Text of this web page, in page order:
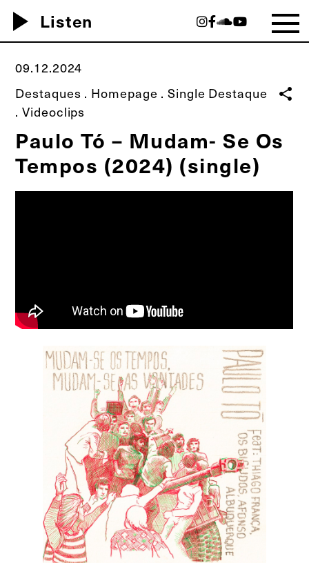
play_arrow Listen
09.12.2024
Destaques . Homepage .Single Destaque
.Videoclips
share
Paulo Tó – Mudam- Se Os
Tempos (2024) (single)